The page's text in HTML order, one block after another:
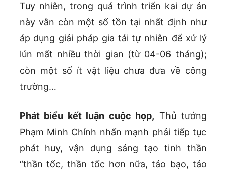
Tuy nhiên, trong quá trình triển kai dự án
này vẫn còn một số tồn tại nhất định như
áp dụng giải pháp gia tải tự nhiên để xử lý
lún mất nhiều thời gian (từ 04-06 tháng);
còn một số ít vật liệu chưa đưa về công
trường…
Phát biểu kết luận cuộc họp, Thủ tướng
Phạm Minh Chính nhấn mạnh phải tiếp tục
phát huy, vận dụng sáng tạo tinh thần
“thần tốc, thần tốc hơn nữa, táo bạo, táo